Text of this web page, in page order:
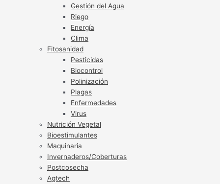
Gestión del Agua
Riego
Energía
Clima
Fitosanidad
Pesticidas
Biocontrol
Polinización
Plagas
Enfermedades
Virus
Nutrición Vegetal
Bioestimulantes
Maquinaria
Invernaderos/Coberturas
Postcosecha
Agtech